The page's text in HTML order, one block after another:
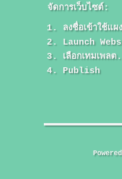
จัดการเว็บไซต์:
ลงชื่อเข้าใช้แ
Launch
เลือกเทมเพล
Publish